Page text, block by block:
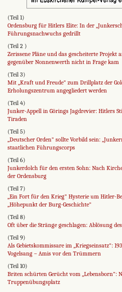
(Teil 1)
Ordensburg für Hitlers Elite: In der
Führungsnachwuchs gedrillt
(Teil 2 )
Zerissene Pläne und das gescheiterte Projekt
gegenüber Nonnenwerth nicht in Frage kam
(Teil 3)
Mit „Kraft und Freude" zum Drillplatz der
Erholungszentrum angegliedert werden
(Teil 4)
Junker-Appell in Görings Jagdrevier: Hitlers
Tiraden
(Teil 5)
„Deutscher Orden" sollte Vorbild sein:
staatlichen Führungscorps
(Teil 6)
Junkerdolch für den ersten Sohn: Nach
der Ordensburg
(Teil 7)
„Ein Fort für den Krieg" Hysterie um Hitler-
„Höhepunkt der Burg-Geschichte"
(Teil 8)
Oft über die Stränge geschlagen: Ablösung
(Teil 9)
Als Gebietskommissare im „Kriegseinsatz":
Vogelsang – Amis vor den Trümmern
(Teil 10)
Briten schürten Gerücht vom „Lebensborn":
Truppenübungsplatz